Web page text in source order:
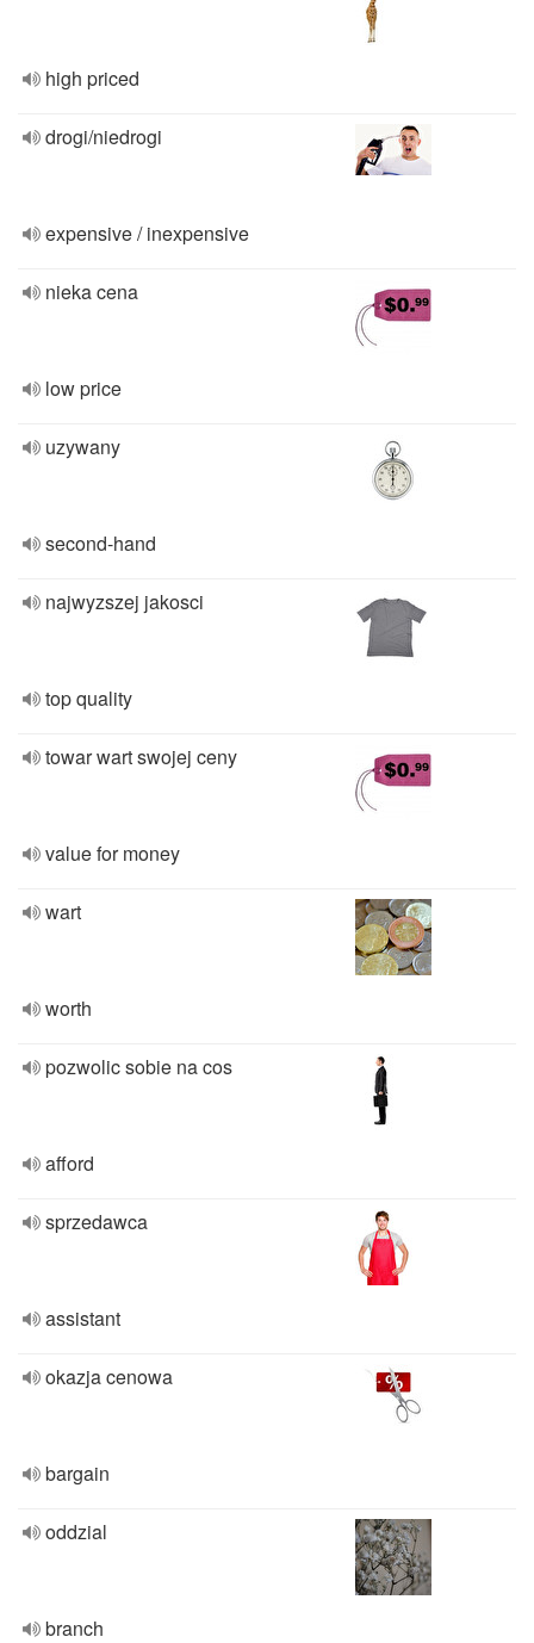
high priced
drogi/niedrogi
expensive / inexpensive
nieka cena
low price
uzywany
second-hand
najwyzszej jakosci
top quality
towar wart swojej ceny
value for money
wart
worth
pozwolic sobie na cos
afford
sprzedawca
assistant
okazja cenowa
bargain
oddzial
branch